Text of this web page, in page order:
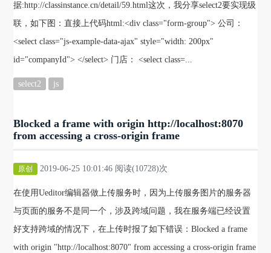
据:http://classinstance.cn/detail/59.html这次，我分享select2要实现级
联，如下图：直接上代码html:<div class="form-group"> 公司：
<select class="js-example-data-ajax" style="width: 200px"
id="companyId"> </select> 门店： <select class=...
select2 js
Blocked a frame with origin http://localhost:8070
from accessing a cross-origin frame
原创 2019-06-25 10:01:46 阅读(10728)次
在使用Ueditor编辑器做上传服务时，因为上传服务图片的服务器
与页面的服务不是同一个，涉及跨域问题，我在服务端已经设置
好支持跨域的情况下，在上传时报了如下错误：Blocked a frame
with origin "http://localhost:8070" from accessing a cross-origin frame